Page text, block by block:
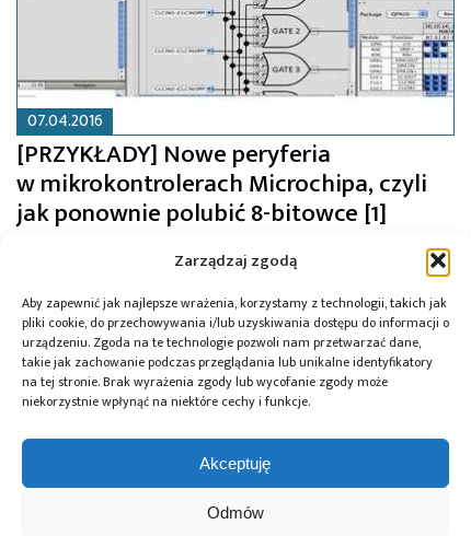
Zarządzaj zgodą
Aby zapewnić jak najlepsze wrażenia, korzystamy z technologii, takich jak
pliki cookie, do przechowywania i/lub uzyskiwania dostępu do informacji o
urządzeniu. Zgoda na te technologie pozwoli nam przetwarzać dane,
takie jak zachowanie podczas przeglądania lub unikalne identyfikatory
na tej stronie. Brak wyrażenia zgody lub wycofanie zgody może
niekorzystnie wpłynąć na niektóre cechy i funkcje.
Akceptuję
Odmów
07.04.2016
[PRZYKŁADY] Nowe peryferia
w mikrokontrolerach Microchipa, czyli
jak ponownie polubić 8-bitowce [1]